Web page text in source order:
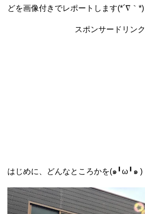
どを画像付きでレポートします(*´∇｀*)
スポンサードリンク
はじめに、どんなところかを(๑╹ω╹๑ )